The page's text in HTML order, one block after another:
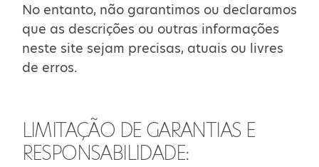
No entanto, não garantimos ou declaramos
que as descrições ou outras informações
neste site sejam precisas, atuais ou livres
de erros.
LIMITAÇÃO DE GARANTIAS E
RESPONSABILIDADE: